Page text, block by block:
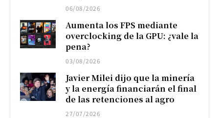
06/08/2026
Aumenta los FPS mediante
overclocking de la GPU: ¿vale la
pena?
03/08/2026
Javier Milei dijo que la minería
y la energía financiarán el final
de las retenciones al agro
27/07/2026